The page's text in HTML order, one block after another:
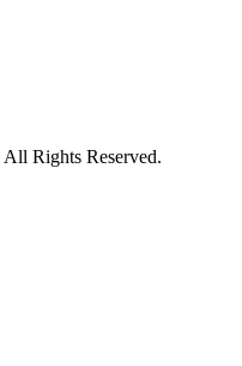
All Rights Reserved.